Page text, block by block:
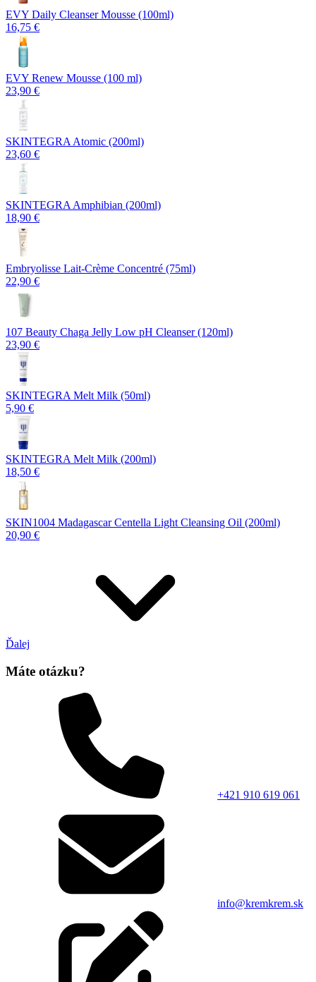
EVY Daily Cleanser Mousse (100ml)
16,75 €
EVY Renew Mousse (100 ml)
23,90 €
SKINTEGRA Atomic (200ml)
23,60 €
SKINTEGRA Amphibian (200ml)
18,90 €
Embryolisse Lait-Crème Concentré (75ml)
22,90 €
107 Beauty Chaga Jelly Low pH Cleanser (120ml)
23,90 €
SKINTEGRA Melt Milk (50ml)
5,90 €
SKINTEGRA Melt Milk (200ml)
18,50 €
SKIN1004 Madagascar Centella Light Cleansing Oil (200ml)
20,90 €
Ďalej
Máte otázku?
+421 910 619 061
info@kremkrem.sk